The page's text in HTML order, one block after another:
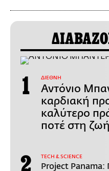
ΔΙΕΘΝΗ
Αντόνιο
καρδιακή
καλύτερο
ποτέ στη
ΤECH & SCIENCE
Project Panama: